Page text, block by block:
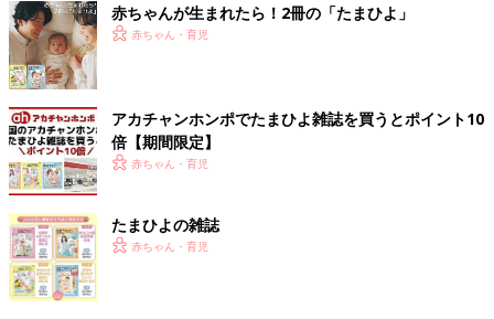
赤ちゃんが生まれたら！2冊の「たまひよ」
赤ちゃん・育児
アカチャンホンポでたまひよ雑誌を買うとポイント10
倍【期間限定】
赤ちゃん・育児
たまひよの雑誌
赤ちゃん・育児